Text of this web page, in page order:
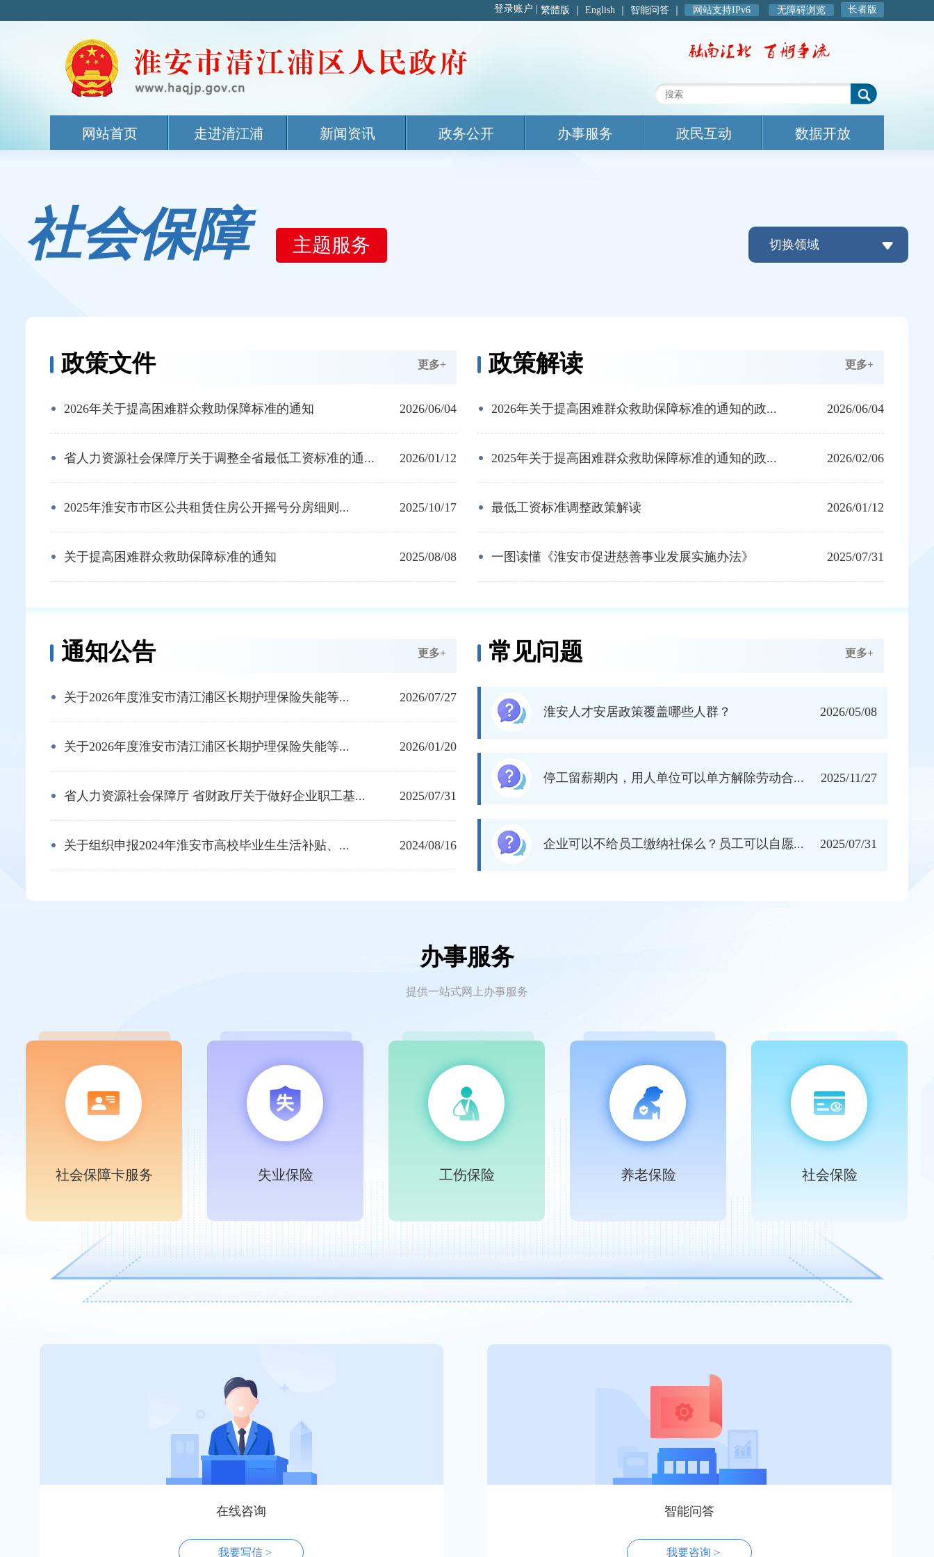
繁體版 English 智能问答 网站支持IPv6 无障碍浏览 长者版
网站首页 走进清江浦 新闻资讯 政务公开 办事服务 政民互动 数据开放
社会保障 主题服务 切换领域
政策文件 更多+
2026/06/04
2026年关于提高困难群众救助保障标准的通知
2026/01/12
省人力资源社会保障厅关于调整全省最低工资标准的通...
2025/10/17
2025年淮安市市区公共租赁住房公开摇号分房细则...
2025/08/08
关于提高困难群众救助保障标准的通知
政策解读 更多+
2026/06/04
2026年关于提高困难群众救助保障标准的通知的政...
2026/02/06
2025年关于提高困难群众救助保障标准的通知的政...
2026/01/12
最低工资标准调整政策解读
2025/07/31
一图读懂《淮安市促进慈善事业发展实施办法》
通知公告 更多+
2026/07/27
关于2026年度淮安市清江浦区长期护理保险失能等...
2026/01/20
关于2026年度淮安市清江浦区长期护理保险失能等...
2025/07/31
省人力资源社会保障厅 省财政厅关于做好企业职工基...
2024/08/16
关于组织申报2024年淮安市高校毕业生生活补贴、...
常见问题 更多+
2026/05/08
淮安人才安居政策覆盖哪些人群？
2025/11/27
停工留薪期内，用人单位可以单方解除劳动合...
2025/07/31
企业可以不给员工缴纳社保么？员工可以自愿...
办事服务
提供一站式网上办事服务
社会保障卡服务 失业保险 工伤保险 养老保险 社会保险
在线咨询
我要写信 >
智能问答
我要咨询 >